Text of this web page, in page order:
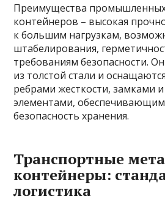
Преимущества промышленных
контейнеров – высокая
к большим нагрузкам,
штабелирования,
требованиям безопасности.
из толстой стали и
ребрами жесткости, замками
элементами,
безопасность хранения.
Транспортные
контейнеры:
логистика